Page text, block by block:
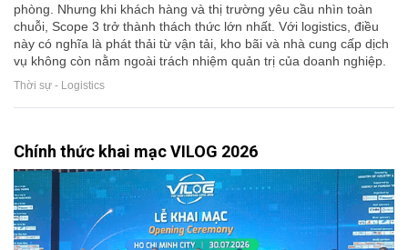
phòng. Nhưng khi khách hàng và thị trường yêu cầu nhìn toàn
chuỗi, Scope 3 trở thành thách thức lớn nhất. Với logistics, điều
này có nghĩa là phát thải từ vận tải, kho bãi và nhà cung cấp dịch
vụ không còn nằm ngoài trách nhiệm quản trị của doanh nghiệp.
Thời sự - Logistics
Chính thức khai mạc VILOG 2026